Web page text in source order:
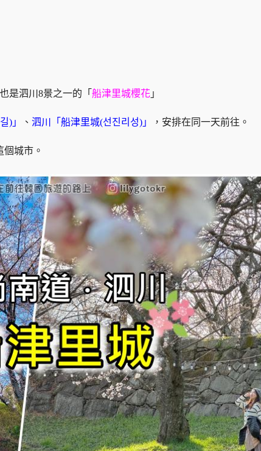
是泗川8景之一的「 船津里城櫻花 」
)」 、 泗川「船津里城(선진리성)」 ，安排在同一天前往。
城市。